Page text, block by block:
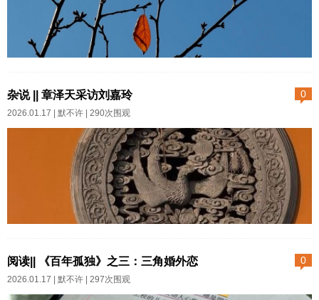
难看。该死的时候坦然去死，千
万别活成后辈们恶心厌恶的行走
的标本。...
于打猎之类的活动，但还是要首
先考虑松弛，不紧绷。紧张往往
令人过于认真，甚至高敏感。人
一旦沉重就幽默不起来，不好
玩。说了你们谁信，我放松自己
最好的方式就是开车，必须一个
人，听着音乐，去哪里不重要，
只要是远方。疗愈心灵恰似一键
甘霖的洗涤，就如同一场酣畅淋
0
杂说 || 章泽天采访刘嘉玲
2026.01.17 | 默不许 | 290次围观
嘉玲说的一句话深得我心，她说
关键要懂得爱自己，学会跟自己
相处，因为你在生活里做到不依
0
阅读|| 《百年孤独》之三：三角婚外恋
2026.01.17 | 默不许 | 297次围观